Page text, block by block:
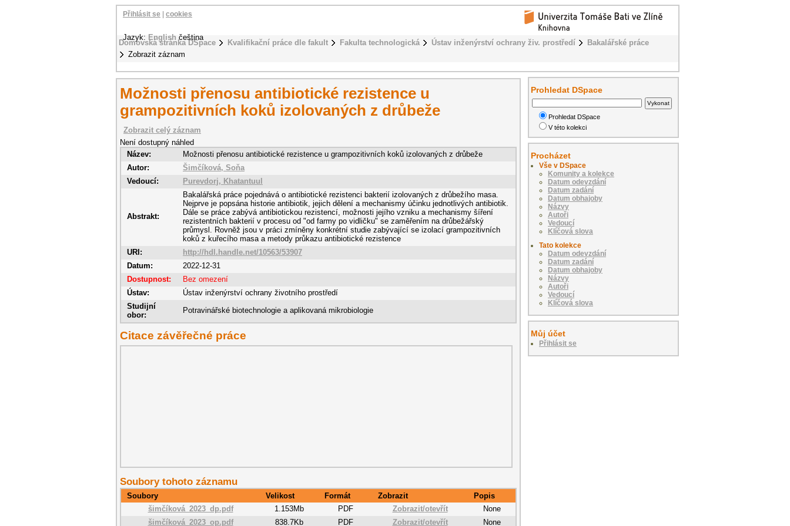
Domovská stránka DSpace Kvalifikační práce dle fakult Fakulta technologická Ústav inženýrství ochrany živ. prostředí
Bakalářské práce
Zobrazit záznam
Přihlásit se cookies
Jazyk: English čeština
Možnosti přenosu antibiotické rezistence u
grampozitivních koků izolovaných z drůbeže
Zobrazit celý záznam
Není dostupný náhled
Název:
Možnosti přenosu antibiotické rezistence u grampozitivních koků izolovaných z drůbeže
Autor:
Šimčíková, Soňa
Vedoucí:
Purevdorj, Khatantuul
Abstrakt:
Bakalářská práce pojednává o antibiotické rezistenci bakterií izolovaných z drůbežího masa.
Nejprve je popsána historie antibiotik, jejich dělení a mechanismy účinku jednotlivých antibiotik.
Dále se práce zabývá antibiotickou rezistencí, možnosti jejího vzniku a mechanismy šíření
rezistentních bakterií v procesu od "od farmy po vidličku" se zaměřením na drůbežářský
průmysl. Rovněž jsou v práci zmíněny konkrétní studie zabývající se izolací grampozitivních
koků z kuřecího masa a metody průkazu antibiotické rezistence
URI:
http://hdl.handle.net/10563/53907
Datum:
2022-12-31
Dostupnost:
Bez omezení
Ústav:
Ústav inženýrství ochrany životního prostředí
Studijní
obor:
Potravinářské biotechnologie a aplikovaná mikrobiologie
Citace závěřečné práce
Soubory tohoto záznamu
Soubory Velikost Formát Zobrazit
Popis
šimčíková_2023_dp.pdf
1.153Mb PDF Zobrazit/otevřít
None
šimčíková_2023_op.pdf
838.7Kb PDF Zobrazit/otevřít None
Prohledat DSpace
Prohledat DSpace
V této kolekci
Procházet
Vše v DSpace
Komunity a kolekce
Datum odevzdání
Datum zadání
Datum obhajoby
Názvy
Autoři
Vedoucí
Klíčová slova
Tato kolekce
Datum odevzdání
Datum zadání
Datum obhajoby
Názvy
Autoři
Vedoucí
Klíčová slova
Můj účet
Přihlásit se